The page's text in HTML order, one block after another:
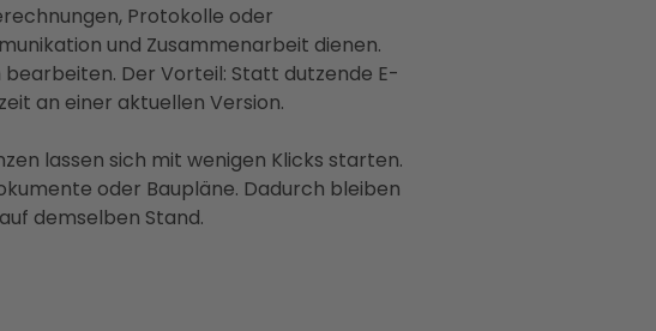
Protokolle oder
und Zusammenarbeit dienen.
Der Vorteil: Statt dutzende E-
an einer aktuellen Version.
lassen sich mit wenigen Klicks starten.
oder Baupläne. Dadurch bleiben
demselben Stand.